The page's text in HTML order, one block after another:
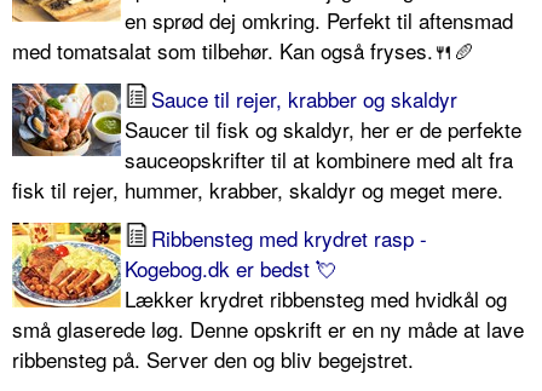
en sprød dej omkring. Perfekt til aftensmad
med tomatsalat som tilbehør. Kan også fryses.🍴🥖
Sauce til rejer, krabber og skaldyr
Saucer til fisk og skaldyr, her er de perfekte
sauceopskrifter til at kombinere med alt fra
fisk til rejer, hummer, krabber, skaldyr og meget mere.
Ribbensteg med krydret rasp -
Kogebog.dk er bedst 💘
Lækker krydret ribbensteg med hvidkål og
små glaserede løg. Denne opskrift er en ny måde at lave
ribbensteg på. Server den og bliv begejstret.